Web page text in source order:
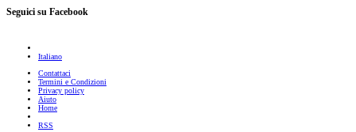
Seguici su Facebook
Italiano
Contattaci
Termini e Condizioni
Privacy policy
Aiuto
Home
RSS